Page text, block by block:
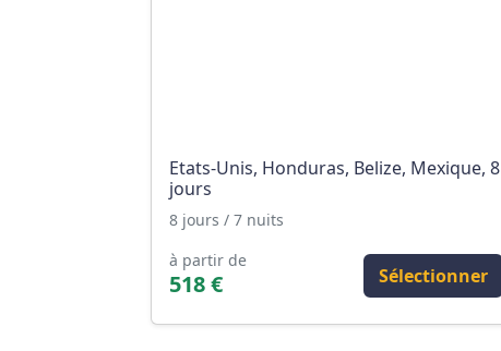
Etats-Unis, Honduras, Belize, Mexique, 8
jours
8 jours / 7 nuits
à partir de
518 € Sélectionner